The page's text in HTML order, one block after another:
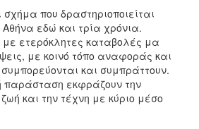
που δραστηριοποιείται
Αθήνα εδώ και τρία χρόνια.
με ετερόκλητες καταβολές μα
με κοινό τόπο αναφοράς και
και συμπράττουν.
παράσταση εκφράζουν την
και την τέχνη με κύριο μέσο